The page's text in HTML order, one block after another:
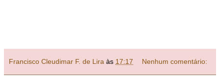
Francisco Cleudimar F. de Lira às 17:17 Nenhum comentário: